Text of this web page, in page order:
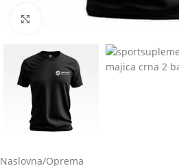
Click to enlarge
Naslovna/Oprema